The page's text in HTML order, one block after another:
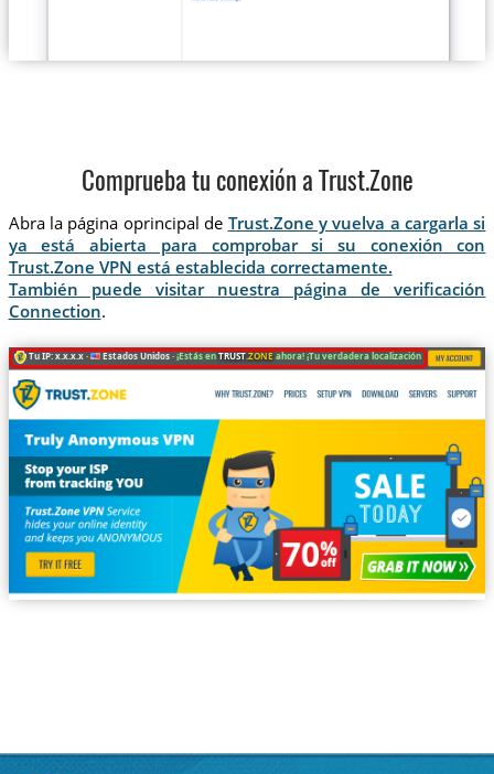
Comprueba tu conexión a Trust.Zone
Abra la página oprincipal de Trust.Zone y vuelva a cargarla si
ya está abierta para comprobar si su conexión con
Trust.Zone VPN está establecida correctamente.
También puede visitar nuestra página de verificación
Connection.
Tu IP: x.x.x.x · Estados Unidos ·¡Estás enTRUST.ZONEahora! ¡Tu verdadera localización está oculta!